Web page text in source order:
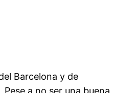
Barcelona y de
a no ser una buena